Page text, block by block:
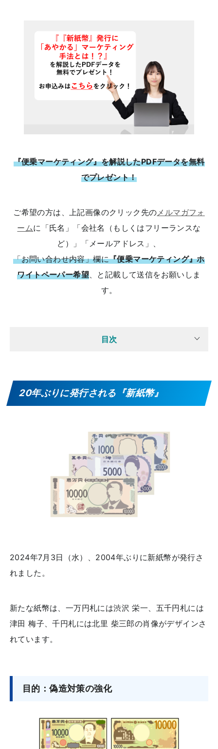
『便乗マーケティング』を解説したPDFデータを無料
でプレゼント！
ご希望の方は、上記画像のクリック先の メルマガフォ
ームに「氏名」「会社名（もしくはフリーランスな
ど）」「メールアドレス」、
「お問い合わせ内容」欄に『便乗マーケティング』ホ
ワイトペーパー希望 、と記載して送信をお願いしま
す。
目次
20年ぶりに発行される『新紙幣』
2024年7月3日（水）、2004年ぶりに新紙幣が発行さ
れました。
新たな紙幣は、一万円札には渋沢 栄一、五千円札には
津田 梅子、千円札には北里 柴三郎の肖像がデザインさ
れています。
目的：偽造対策の強化